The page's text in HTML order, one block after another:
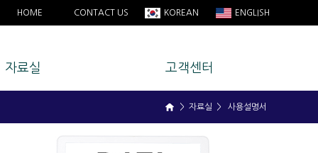
HOME CONTACT US KOREAN ENGLISH
자료실 고객센터
> 자료실 > 사용설명서